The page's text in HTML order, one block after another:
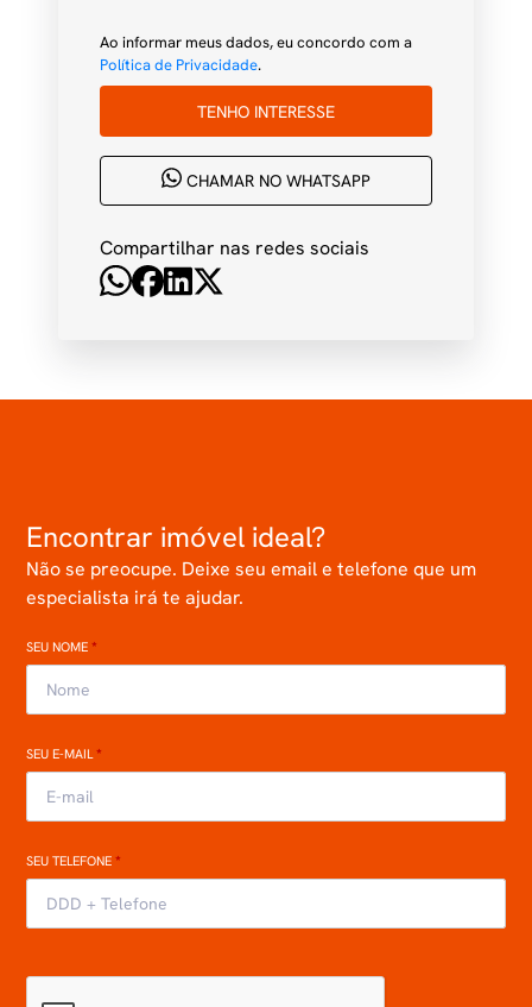
Ao informar meus dados, eu concordo com a
Política de Privacidade.
TENHO INTERESSE
CHAMAR NO WHATSAPP
Compartilhar nas redes sociais
Encontrar imóvel ideal?
Não se preocupe. Deixe seu email e telefone que um
especialista irá te ajudar.
SEU NOME*
SEU E-MAIL*
SEU TELEFONE*